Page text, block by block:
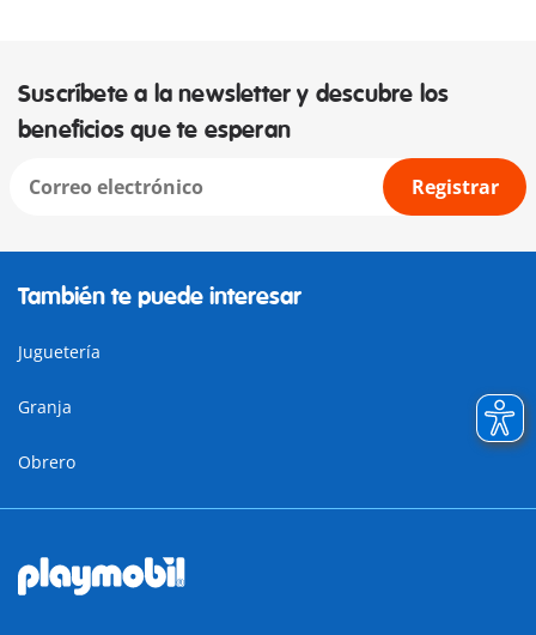
Suscríbete a la newsletter y descubre los
beneficios que te esperan
Registrar
También te puede interesar
Juguetería
Granja
Obrero